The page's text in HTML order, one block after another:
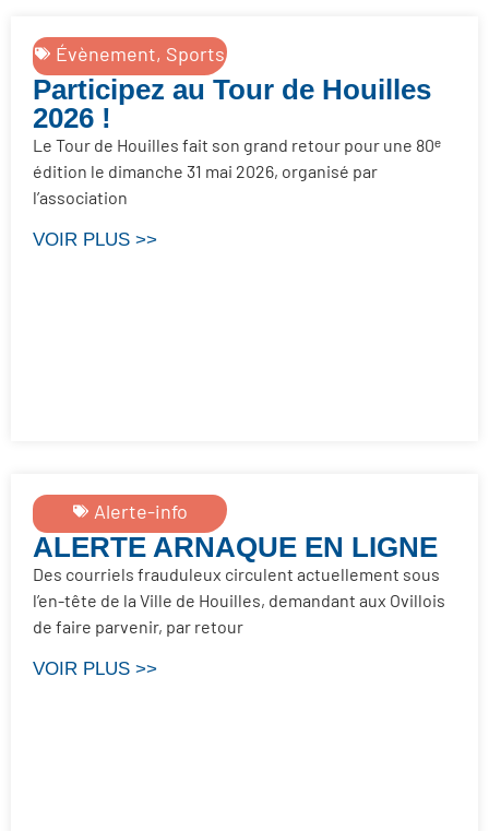
Évènement, Sports
Participez au Tour de Houilles
2026 !
Le Tour de Houilles fait son grand retour pour une 80ᵉ
édition le dimanche 31 mai 2026, organisé par
l’association
VOIR PLUS >>
Alerte-info
ALERTE ARNAQUE EN LIGNE
Des courriels frauduleux circulent actuellement sous
l’en-tête de la Ville de Houilles, demandant aux Ovillois
de faire parvenir, par retour
VOIR PLUS >>